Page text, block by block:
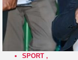
SPORT ,